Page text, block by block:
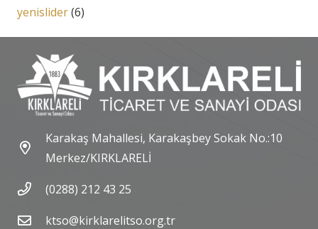
yenislider(6)
Karakaş Mahallesi, Karakaşbey Sokak No.:10
Merkez/KIRKLARELİ
(0288) 212 43 25
ktso@kirklarelitso.org.tr